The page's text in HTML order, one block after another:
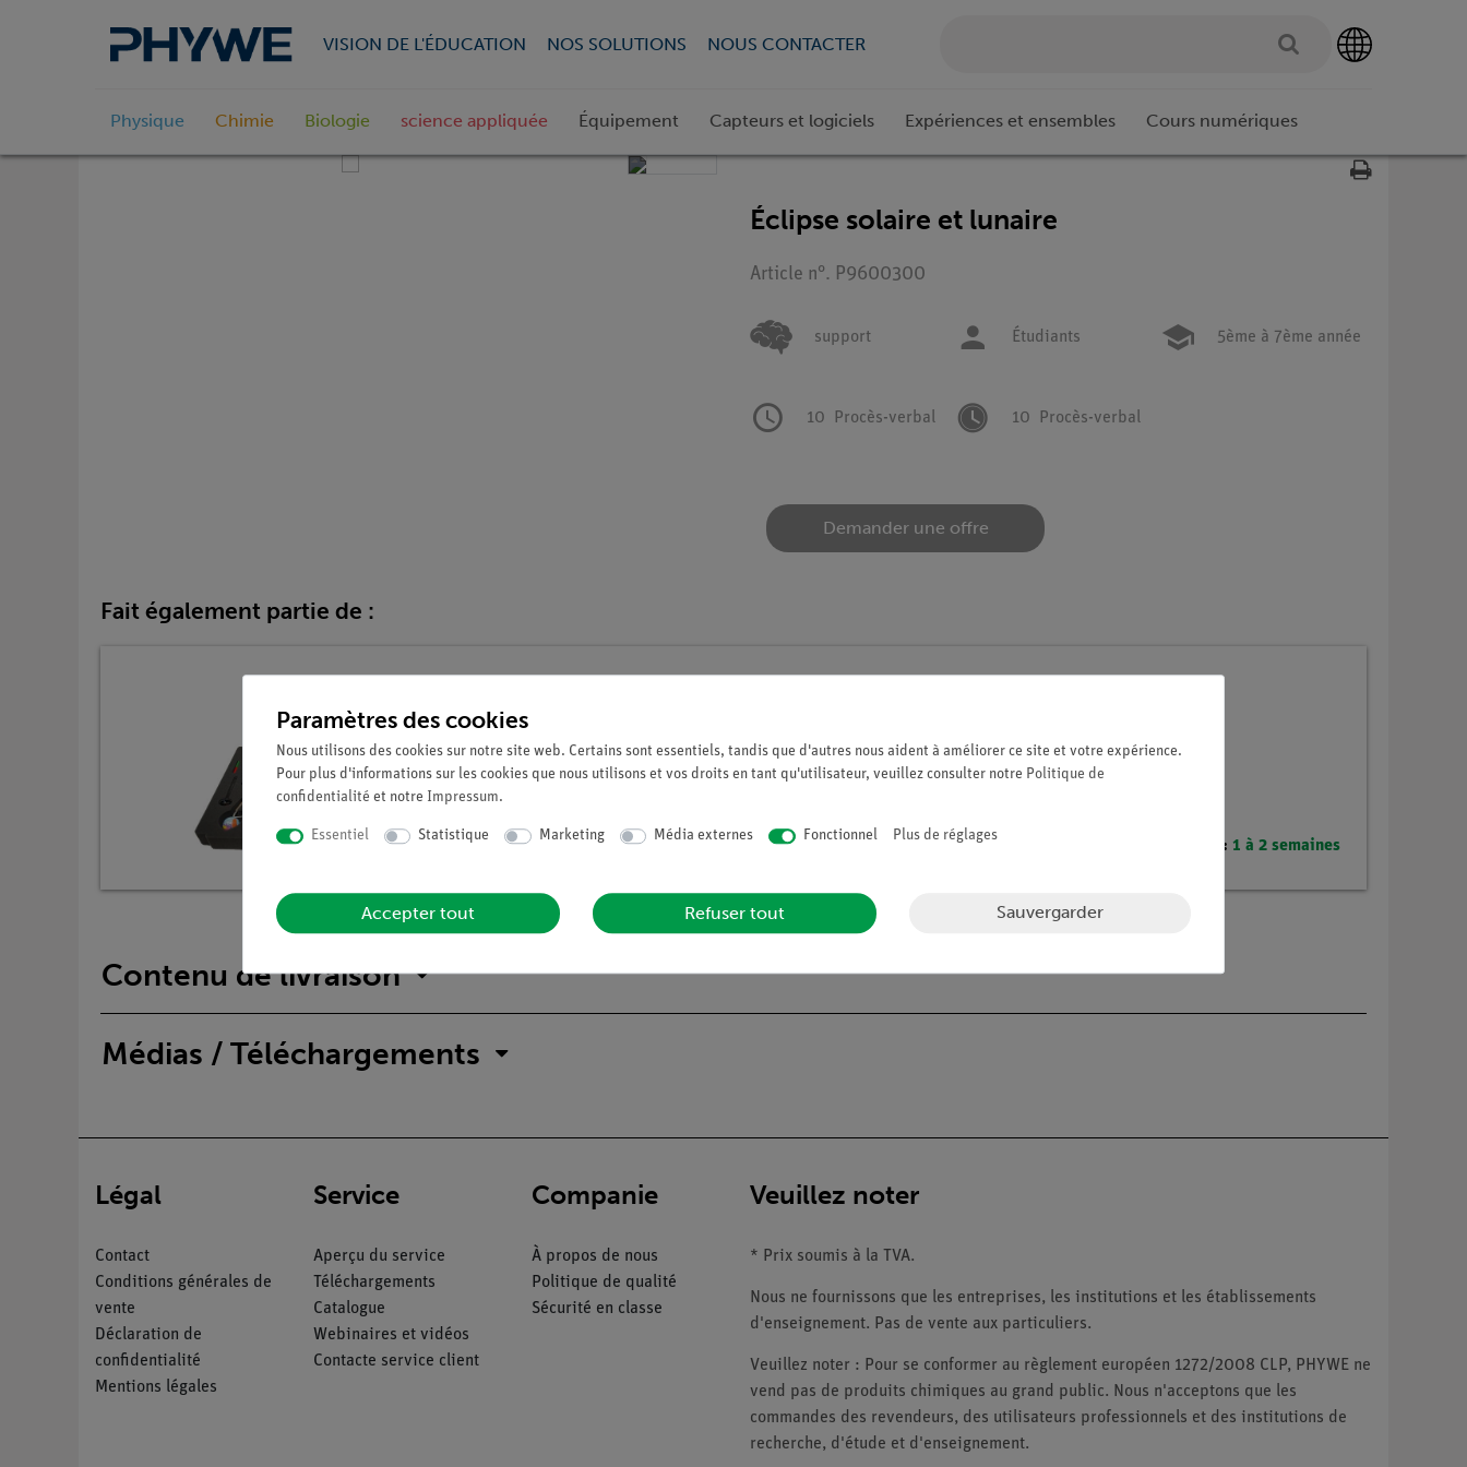
VISION DE L'ÉDUCATION NOS SOLUTIONS NOUS CONTACTER
Physique Chimie Biologie science appliquée Équipement Capteurs et logiciels Expériences et ensembles Cours numériques
Éclipse solaire et lunaire
Article n°. P9600300
support Étudiants 5ème à 7ème année
10 Procès-verbal 10 Procès-verbal
Demander une offre
Fait également partie de :
Délai de livraison : 1 à 2 semaines
Contenu de livraison
Médias / Téléchargements
Légal
Contact
Conditions générales de
vente
Déclaration de
confidentialité
Mentions légales
Service
Aperçu du service
Téléchargements
Catalogue
Webinaires et vidéos
Contacte service client
Companie
À propos de nous
Politique de qualité
Sécurité en classe
Veuillez noter
* Prix soumis à la TVA.
Nous ne fournissons que les entreprises, les institutions et les établissements
d'enseignement. Pas de vente aux particuliers.
Veuillez noter : Pour se conformer au règlement européen 1272/2008 CLP, PHYWE ne
vend pas de produits chimiques au grand public. Nous n'acceptons que les
commandes des revendeurs, des utilisateurs professionnels et des institutions de
recherche, d'étude et d'enseignement.
Paramètres des cookies
Nous utilisons des cookies sur notre site web. Certains sont essentiels, tandis que d'autres nous aident à améliorer ce site et votre expérience.
Pour plus d'informations sur les cookies que nous utilisons et vos droits en tant qu'utilisateur, veuillez consulter notre Politique de
confidentialité et notre Impressum.
Essentiel Statistique Marketing Média externes Fonctionnel Plus de réglages
Accepter tout Refuser tout Sauvergarder